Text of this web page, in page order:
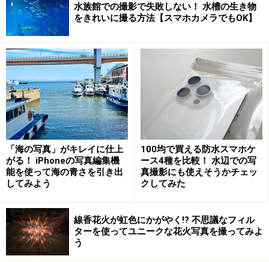
Bluetooth接続すれば準備完了
（ここでは「AB Shutter3」）を選択すれば、ペアリングは
完了。
シャッターリモコンを初めて使用する場合は、スマホと
ペアリングさせる必要があります。
水族館での撮影で失敗しない！ 水槽の生き物
をきれいに撮る方法【スマホカメラでもOK】
「海の写真」がキレイに仕上
がる！ iPhoneの写真編集機
能を使って海の青さを引き出
してみよう
100均で買える防水スマホケ
ース4種を比較！ 水辺での写
真撮影にも使えそうかチェッ
クしてみた
線香花火が虹色にかがやく!? 不思議なフィル
ターを使ってユニークな花火写真を撮ってみよ
う